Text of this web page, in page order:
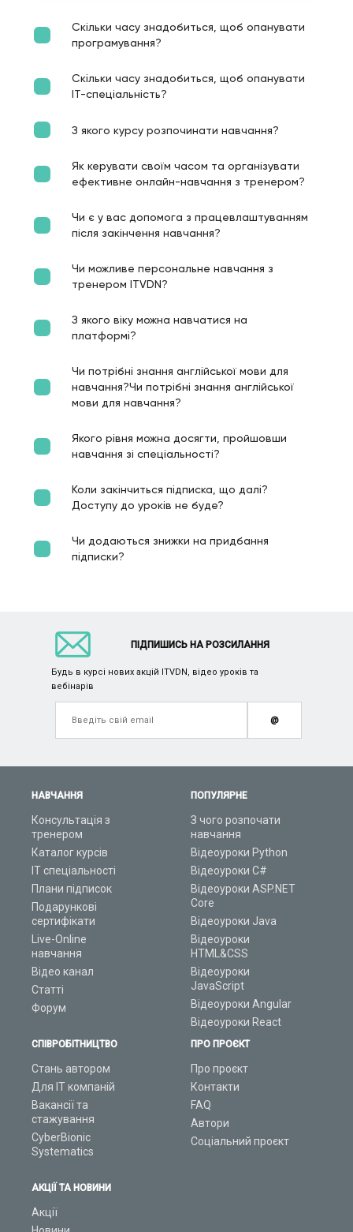
Скільки часу знадобиться, щоб опанувати
програмування?
Скільки часу знадобиться, щоб опанувати
ІТ-спеціальність?
З якого курсу розпочинати навчання?
Як керувати своїм часом та організувати
ефективне онлайн-навчання з тренером?
Чи є у вас допомога з працевлаштуванням
після закінчення навчання?
Чи можливе персональне навчання з
тренером ITVDN?
З якого віку можна навчатися на
платформі?
Чи потрібні знання англійської мови для
навчання?Чи потрібні знання англійської
мови для навчання?
Якого рівня можна досягти, пройшовши
навчання зі спеціальності?
Коли закінчиться підписка, що далі?
Доступу до уроків не буде?
Чи додаються знижки на придбання
підписки?
НАВЧАННЯ
Консультація з
тренером
Каталог курсів
ІТ спеціальності
Плани підписок
Подарункові
сертифікати
Live-Online
навчання
Відео канал
Статті
Форум
ПОПУЛЯРНЕ
З чого розпочати
навчання
Відеоуроки Python
Відеоуроки C#
Відеоуроки ASP.NET
Core
Відеоуроки Java
Відеоуроки
HTML&CSS
Відеоуроки
JavaScript
Відеоуроки Angular
Відеоуроки React
СПІВРОБІТНИЦТВО
Стань автором
Для ІТ компаній
Вакансії та
стажування
CyberBionic
Systematics
АКЦІЇ ТА НОВИНИ
Акції
ПРО ПРОЄКТ
Про проєкт
Контакти
FAQ
Автори
Соціальний проєкт
ПІДПИШИСЬ НА РОЗСИЛАННЯ
Будь в курсі нових акцій ITVDN, відео уроків та
вебінарів
@